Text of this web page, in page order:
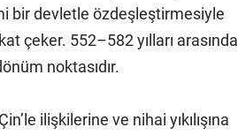
bir devletle özdeşleştirmesiyle
çeker. 552–582 yılları arasında
noktasıdır.
ilişkilerine ve nihai yıkılışına